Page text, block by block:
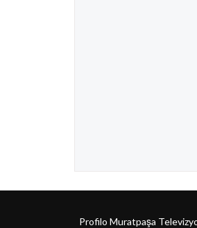
Profilo Muratpaşa